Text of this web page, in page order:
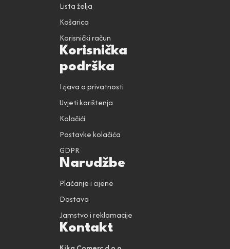
Lista želja
Košarica
Korisnički račun
Korisnička
podrška
Izjava o privatnosti
Uvjeti korištenja
Kolačići
Postavke kolačića
GDPR
Narudžbe
Plaćanje i cijene
Dostava
Jamstvo i reklamacije
Kontakt